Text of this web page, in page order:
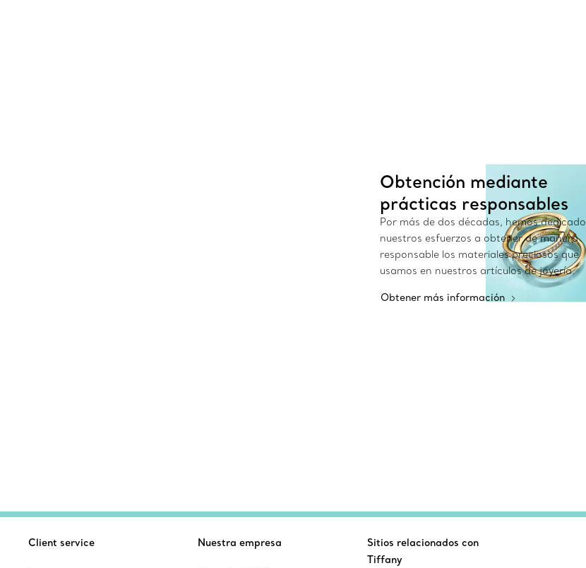
Obtención mediante
prácticas responsables
Por más de dos décadas, hemos dedicado
nuestros esfuerzos a obtener de manera
responsable los materiales preciosos que
usamos en nuestros artículos de joyería.
Obtener más información
Client service Nuestra empresa
Sitios relacionados con
Tiffany